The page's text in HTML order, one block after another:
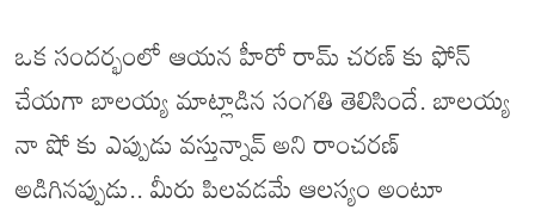
ఒక సందర్భంలో ఆయన హీరో రామ్ చరణ్ కు ఫోన్
చేయగా బాలయ్య మాట్లాడిన సంగతి తెలిసిందే. బాలయ్య
నా షో కు ఎప్పుడు వస్తున్నావ్ అని రాంచరణ్
అడిగినప్పుడు.. మీరు పిలవడమే ఆలస్యం అంటూ